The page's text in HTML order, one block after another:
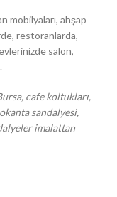
mobilyaları, ahşap
restoranlarda,
salon,
cafe koltukları,
sandalyesi,
imalattan